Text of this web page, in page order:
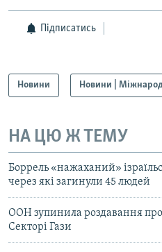
Підписатись
Новини Новини |
НА ЦЮ Ж ТЕМУ
Боррель «нажаханий»
через які загинули 45 людей
ООН зупинила роздавання
Секторі Гази